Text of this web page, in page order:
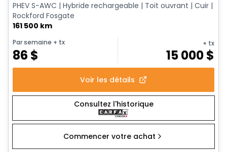
PHEV S-AWC | Hybride rechargeable | Toit ouvrant | Cuir |
Rockford Fosgate
161 500 km
Par semaine + tx
86 $
+ tx
15 000$
Voir les détails
Consultez l'historique
Commencer votre achat